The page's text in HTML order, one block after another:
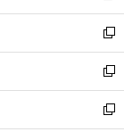
開
く
ウ
で
開
く
ン
ド
ウ
で
開
く
ウ
ィ
ン
ド
ウ
で
開
し
い
ウ
ィ
ン
ド
新
し
い
ウ
ィ
新
し
い
新